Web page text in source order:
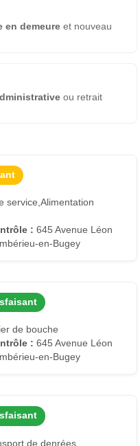
en demeure et nouveau
ou retrait
service,Alimentation
: 645 Avenue Léon
en-Bugey
de bouche
: 645 Avenue Léon
en-Bugey
de denrées